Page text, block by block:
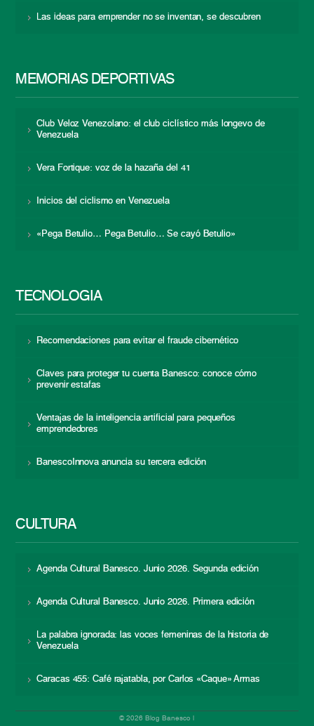
Las ideas para emprender no se inventan, se descubren
MEMORIAS DEPORTIVAS
Club Veloz Venezolano: el club ciclístico más longevo de
Venezuela
Vera Fortique: voz de la hazaña del 41
Inicios del ciclismo en Venezuela
«Pega Betulio… Pega Betulio… Se cayó Betulio»
TECNOLOGÍA
Recomendaciones para evitar el fraude cibernético
Claves para proteger tu cuenta Banesco: conoce cómo
prevenir estafas
Ventajas de la inteligencia artificial para pequeños
emprendedores
BanescoInnova anuncia su tercera edición
CULTURA
Agenda Cultural Banesco. Junio 2026. Segunda edición
Agenda Cultural Banesco. Junio 2026. Primera edición
La palabra ignorada: las voces femeninas de la historia de
Venezuela
Caracas 455: Café rajatabla, por Carlos «Caque» Armas
© 2026 Blog Banesco |